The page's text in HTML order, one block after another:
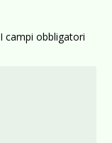
I campi obbligatori